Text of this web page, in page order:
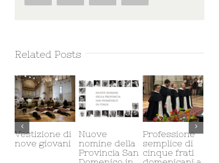
Related Posts
Vestizione di
nove giovani
Nuove
nomine della
Provincia San
Professione
semplice di
cinque frati